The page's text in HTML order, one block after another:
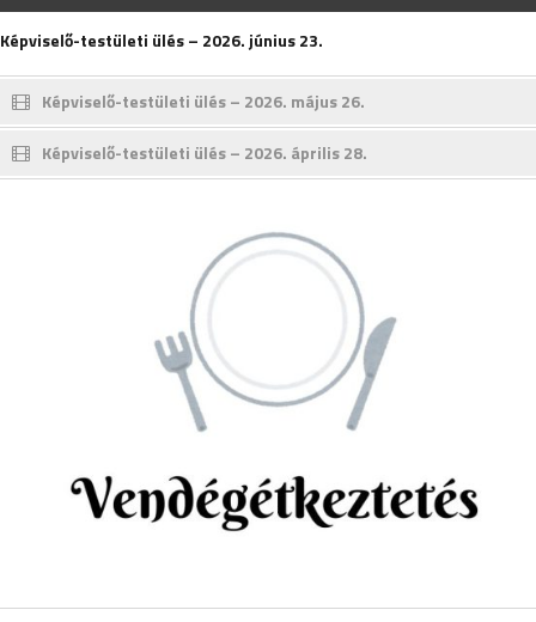
Képviselő-testületi ülés – 2026. június 23.
Képviselő-testületi ülés – 2026. május 26.
Képviselő-testületi ülés – 2026. április 28.